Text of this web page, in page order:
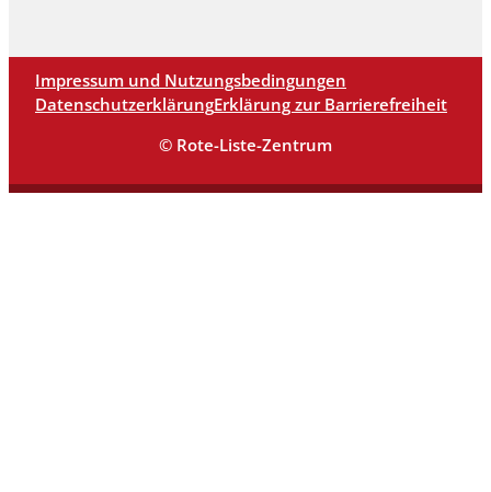
Impressum und Nutzungsbedingungen
DatenschutzerklärungErklärung zur Barrierefreiheit
© Rote-Liste-Zentrum